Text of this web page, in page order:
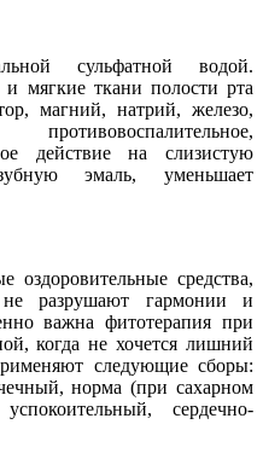
сульфатной водой.
мягкие ткани полости рта
магний, натрий, железо,
действие на слизистую
эмаль, уменьшает
оздоровительные средства,
разрушают гармонии и
важна фитотерапия при
когда не хочется лишний
следующие сборы:
норма (при сахарном
сердечно-